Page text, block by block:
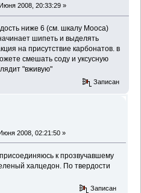
2008, 20:33:29 »
ниже 6 (см. шкалу Мооса)
шипеть и выделять
на присутствие карбонатов. в
смешать соду и уксусную
"вживую"
Записан
2008, 02:21:50 »
к прозвучавшему
халцедон. По твердости
Записан